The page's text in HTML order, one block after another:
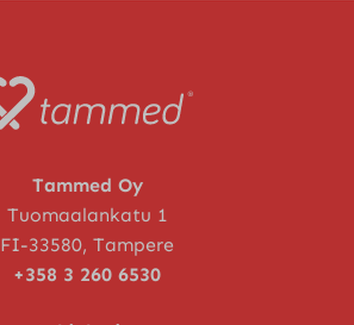
Tammed Oy
Tuomaalankatu 1
FI-33580, Tampere
+358 3 260 6530